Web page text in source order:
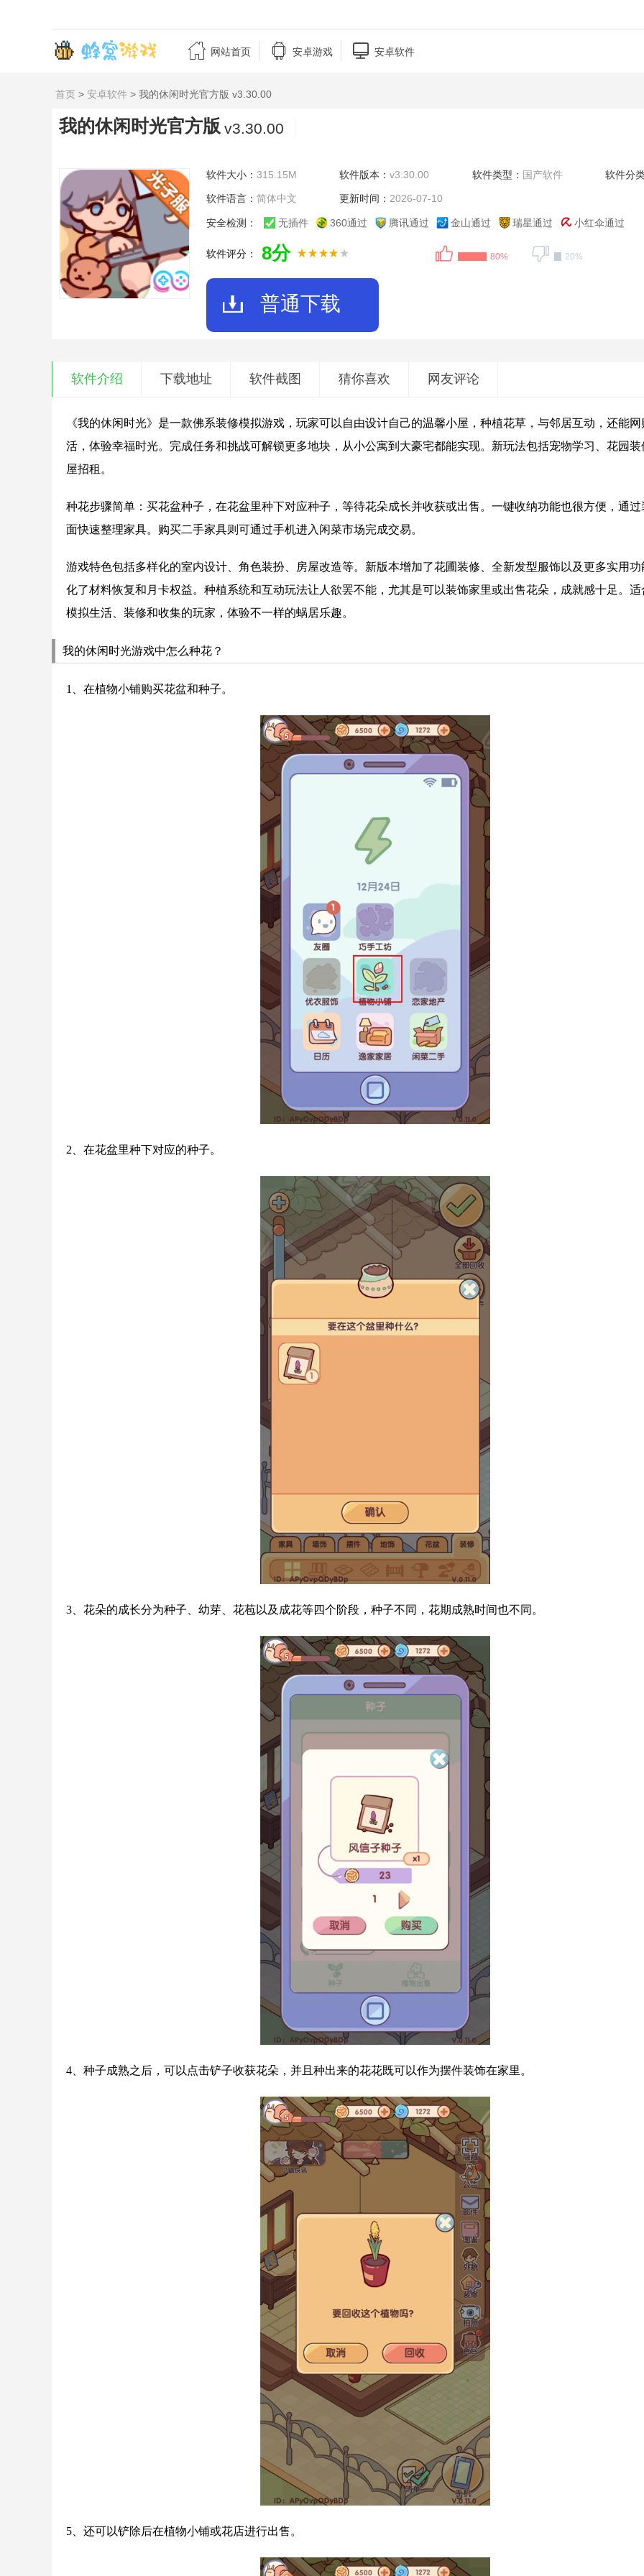
 网站首页  安卓游戏  安卓软件
首页 > 安卓软件 > 我的休闲时光官方版 v3.30.00
我的休闲时光官方版 v3.30.00
软件大小： 315.15M 软件版本： v3.30.00 软件类型： 国产软件 软件分类
软件语言： 简体中文 更新时间： 2026-07-10
安全检测： 无插件 360通过 腾讯通过 金山通过 瑞星通过 小红伞通过
软件评分： 8分 80% 20%
普通下载
软件介绍 下载地址 软件截图 猜你喜欢 网友评论
《我的休闲时光》是一款佛系装修模拟游戏，玩家可以自由设计自己的温馨小屋，种植花草，与邻居互动，还能网
活，体验幸福时光。完成任务和挑战可解锁更多地块，从小公寓到大豪宅都能实现。新玩法包括宠物学习、花园装
屋招租。
种花步骤简单：买花盆种子，在花盆里种下对应种子，等待花朵成长并收获或出售。一键收纳功能也很方便，通过
面快速整理家具。购买二手家具则可通过手机进入闲菜市场完成交易。
游戏特色包括多样化的室内设计、角色装扮、房屋改造等。新版本增加了花圃装修、全新发型服饰以及更多实用功
化了材料恢复和月卡权益。种植系统和互动玩法让人欲罢不能，尤其是可以装饰家里或出售花朵，成就感十足。适
模拟生活、装修和收集的玩家，体验不一样的蜗居乐趣。
我的休闲时光游戏中怎么种花？
1、在植物小铺购买花盆和种子。
2、在花盆里种下对应的种子。
3、花朵的成长分为种子、幼芽、花苞以及成花等四个阶段，种子不同，花期成熟时间也不同。
4、种子成熟之后，可以点击铲子收获花朵，并且种出来的花花既可以作为摆件装饰在家里。
5、还可以铲除后在植物小铺或花店进行出售。